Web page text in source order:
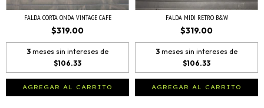
FALDA CORTA ONDA VINTAGE CAFE
$319.00
3 meses sin intereses de
$106.33
AGREGAR AL CARRITO
FALDA MIDI RETRO B&W
$319.00
3 meses sin intereses de
$106.33
AGREGAR AL CARRITO